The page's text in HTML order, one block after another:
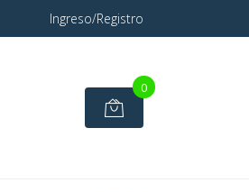
Ingreso/Registro
0